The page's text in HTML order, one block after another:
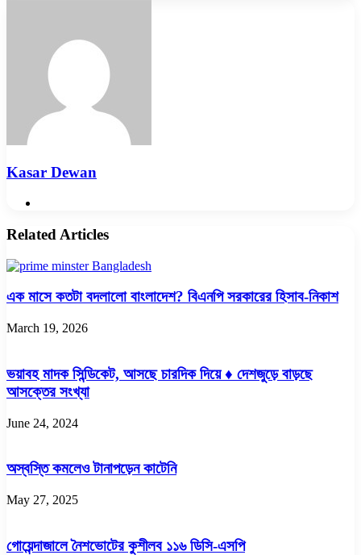
Kasar Dewan
Related Articles
এক মাসে কতটা বদলালো বাংলাদেশ? বিএনপি সরকারের হিসাব-নিকাশ
March 19, 2026
ভয়াবহ মাদক সিন্ডিকেট, আসছে চারদিক দিয়ে ♦ দেশজুড়ে বাড়ছে
আসক্তের সংখ্যা
June 24, 2024
অস্বস্তি কমলেও টানাপড়েন কাটেনি
May 27, 2025
গোয়েন্দাজালে নৈশভোটের কুশীলব ১১৬ ডিসি-এসপি